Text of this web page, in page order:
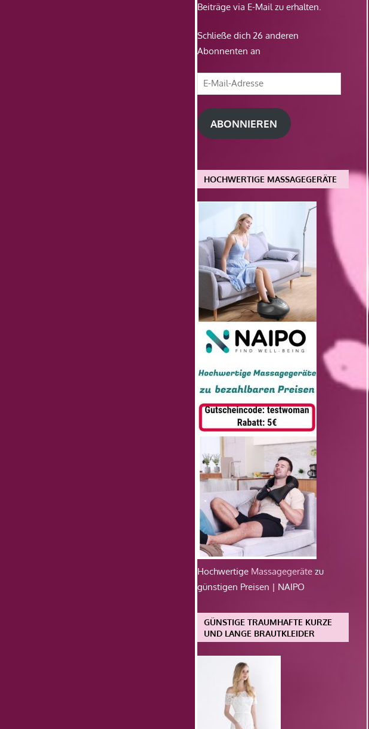
Beiträge via E-Mail zu erhalten.
Schließe dich 26 anderen
Abonnenten an
E-
Mail-
Adresse
ABONNIEREN
HOCHWERTIGE MASSAGEGERÄTE
Hochwertige Massagegeräte zu
günstigen Preisen | NAIPO
GÜNSTIGE TRAUMHAFTE KURZE
UND LANGE BRAUTKLEIDER